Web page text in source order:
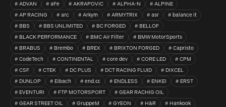
ADVAN
aFe AKRAPOVIC ALPHA-N
ALPINE
AP RACING
arc Arkym ARMYTRIX asr
balance it
BBS
BBS UNLIMITED BC FORGED
BELLOF
BLACK PERFORMANCE
BMC Air Filter
BMW MotorSports
BRABUS
Brembo BREX BRIXTON FORGED
Capristo
CodeTech
CONTINENTAL core dev CORE LED
CPM
CSF
CTEK DC PLUS DCT RACING FLUID
DIXCEL
DUNLOP
Eibach end.㏄ ENDLESS ENKEI
ERST
EVENTURI
FTP MOTORSPORT
GEAR RACHIG OIL
GEAR STREET OIL
GruppeM GYEON H&R
Hankook